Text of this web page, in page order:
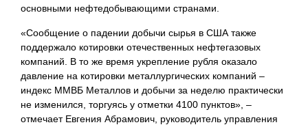
основными нефтедобывающими странами.
«Сообщение о падении добычи сырья в США также
поддержало котировки отечественных нефтегазовых
компаний. В то же время укрепление рубля оказало
давление на котировки металлургических компаний –
индекс ММВБ Металлов и добычи за неделю практически
не изменился, торгуясь у отметки 4100 пунктов», –
отмечает Евгения Абрамович, руководитель управления